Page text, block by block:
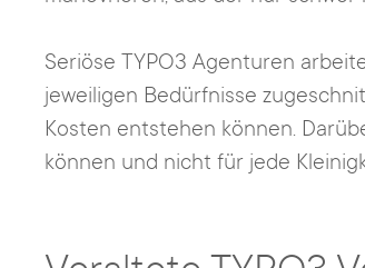
Seriöse TYPO3 Agenturen
jeweiligen Bedürfnisse
Kosten entstehen können.
können und nicht für jede